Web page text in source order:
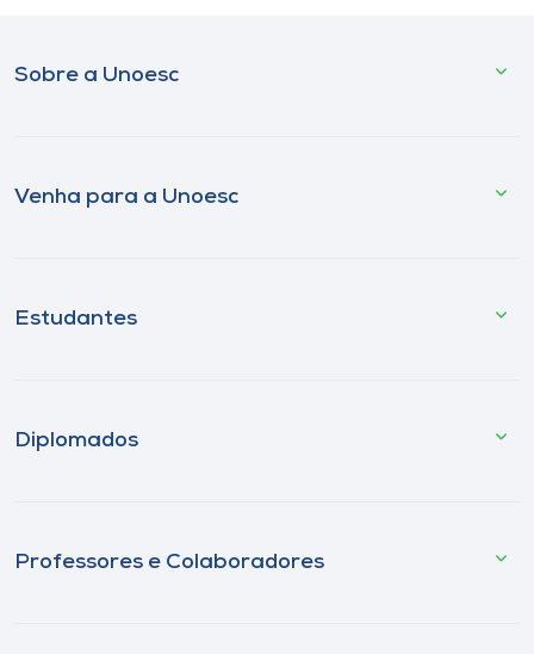
Sobre a Unoesc
Venha para a Unoesc
Estudantes
Diplomados
Professores e Colaboradores